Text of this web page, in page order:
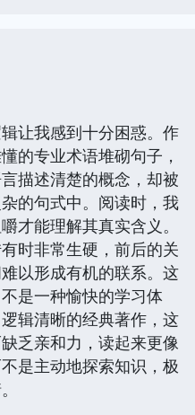
让我感到十分困惑。作
的专业术语堆砌句子，
描述清楚的概念，却被
的句式中。阅读时，我
才能理解其真实含义。
时非常生硬，前后的关
以形成有机的联系。这
是一种愉快的学习体
辑清晰的经典著作，这
乏亲和力，读起来更像
是主动地探索知识，极